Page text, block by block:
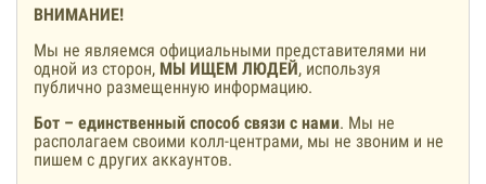
ВНИМАНИЕ!
Мы не являемся официальными представителями ни
одной из сторон, МЫ ИЩЕМ ЛЮДЕЙ, используя
публично размещенную информацию.
Бот – единственный способ связи с нами. Мы не
располагаем своими колл-центрами, мы не звоним и не
пишем с других аккаунтов.